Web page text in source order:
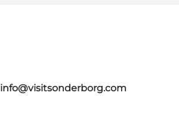
info@visitsonderborg.com